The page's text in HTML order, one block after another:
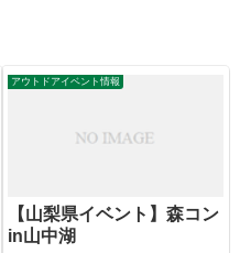
アウトドアイベント情報
【山梨県イベント】森コン
in山中湖